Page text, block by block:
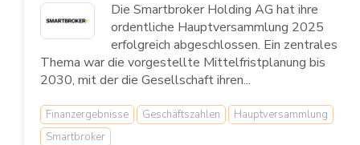
Die Smartbroker Holding AG hat ihre
ordentliche Hauptversammlung 2025
erfolgreich abgeschlossen. Ein zentrales
Thema war die vorgestellte Mittelfristplanung bis
2030, mit der die Gesellschaft ihren...
Finanzergebnisse Geschäftszahlen
Hauptversammlung
Smartbroker